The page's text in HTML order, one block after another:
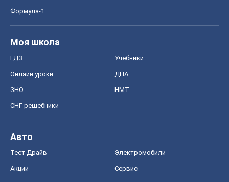
Формула-1
Моя школа
ГДЗ Учебники
Онлайн уроки ДПА
ЗНО НМТ
СНГ решебники
Авто
Тест Драйв Электромобили
Акции Сервис